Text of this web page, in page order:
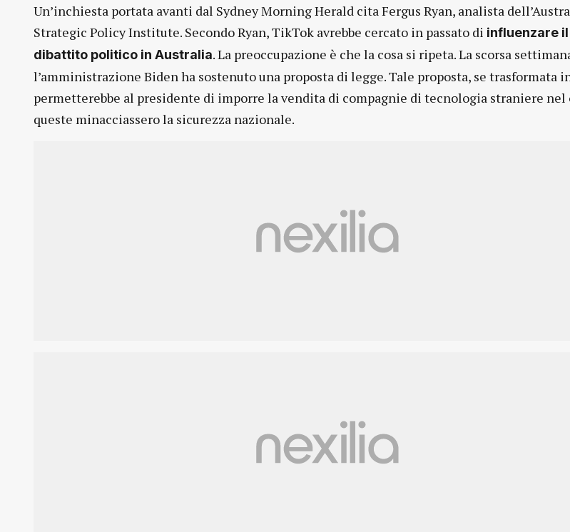
Un’inchiesta portata avanti dal Sydney Morning Herald cita Fergus Ryan, analista
Strategic Policy Institute. Secondo Ryan, TikTok avrebbe cercato in passato di influenzare il
dibattito politico in Australia. La preoccupazione è che la cosa si ripeta. La scorsa
l’amministrazione Biden ha sostenuto una proposta di legge. Tale proposta, se trasformata
permetterebbe al presidente di imporre la vendita di compagnie di tecnologia straniere nel
queste minacciassero la sicurezza nazionale.